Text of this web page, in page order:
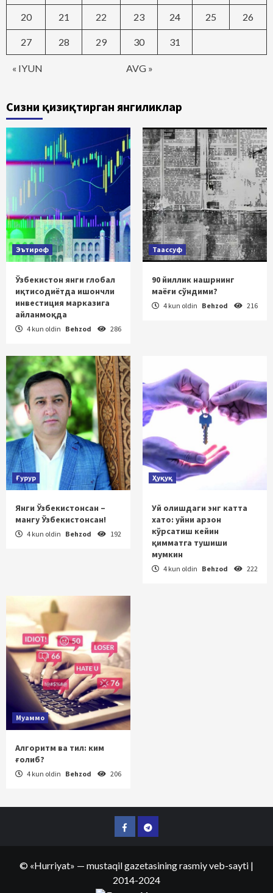
« IYUN AVG »
20 21 22 23 24 25 26
27 28 29 30 31
Сизни қизиқтирган янгиликлар
Эътироф
Ўзбекистон янги глобал
иқтисодиётда ишончли
инвестиция марказига
айланмоқда
4 kun oldin Behzod 286
Таассуф
90 йиллик нашрнинг
маёғи сўндими?
4 kun oldin Behzod 216
Ғурур
Янги Ўзбекистонсан –
мангу Ўзбекистонсан!
4 kun oldin Behzod 192
Ҳуқуқ
Уй олишдаги энг катта
хато: уйни арзон
кўрсатиш кейин
қимматга тушиши
мумкин
4 kun oldin Behzod 222
Муаммо
Алгоритм ва тил: ким
ғолиб?
4 kun oldin Behzod 206
FacebookTelegram
© «Hurriyat» — mustaqil gazetasining rasmiy veb-sayti |
2014-2024